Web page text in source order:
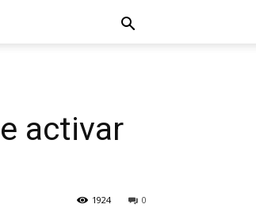
activar
0
1924